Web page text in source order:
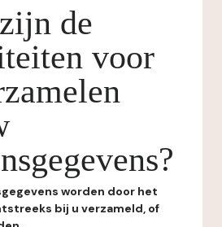
de
voor
worden door het
bij u verzameld, of